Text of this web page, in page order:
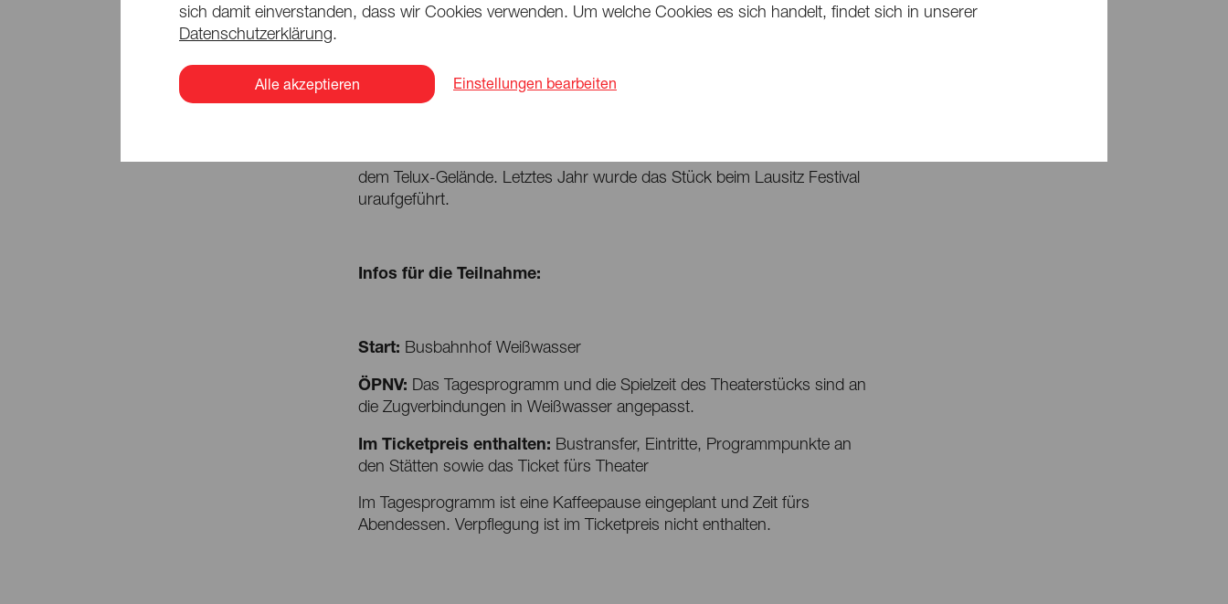
Telux-Gelände in Weißwasser / Běła Woda
dem Telux-Gelände. Letztes Jahr wurde das Stück beim Lausitz Festival
uraufgeführt.
Infos für die Teilnahme:
Start: Busbahnhof Weißwasser
ÖPNV: Das Tagesprogramm und die Spielzeit des Theaterstücks sind an
die Zugverbindungen in Weißwasser angepasst.
Im Ticketpreis enthalten: Bustransfer, Eintritte, Programmpunkte an
den Stätten sowie das Ticket fürs Theater
Im Tagesprogramm ist eine Kaffeepause eingeplant und Zeit fürs
Abendessen. Verpflegung ist im Ticketpreis nicht enthalten.
sich damit einverstanden, dass wir Cookies verwenden. Um welche Cookies es sich handelt, findet sich in unserer
Datenschutzerklärung.
Alle akzeptieren Einstellungen bearbeiten